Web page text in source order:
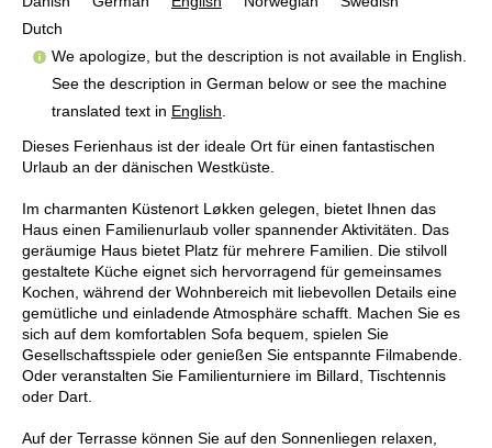
Dutch
We apologize, but the description is not available in English.
See the description in German below or see the machine
translated text in English
Dieses Ferienhaus ist der ideale Ort für einen fantastischen
Urlaub an der dänischen Westküste.
Im charmanten Küstenort Løkken gelegen, bietet Ihnen das
Haus einen Familienurlaub voller spannender Aktivitäten. Das
geräumige Haus bietet Platz für mehrere Familien. Die stilvoll
gestaltete Küche eignet sich hervorragend für gemeinsames
Kochen, während der Wohnbereich mit liebevollen Details eine
gemütliche und einladende Atmosphäre schafft. Machen Sie es
sich auf dem komfortablen Sofa bequem, spielen Sie
Gesellschaftsspiele oder genießen Sie entspannte Filmabende.
Oder veranstalten Sie Familienturniere im Billard, Tischtennis
oder Dart.
Auf der Terrasse können Sie auf den Sonnenliegen relaxen,